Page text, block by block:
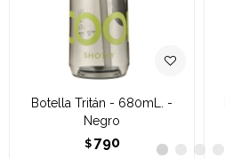
Botella Tritán - 680mL. -
Negro
$ 790